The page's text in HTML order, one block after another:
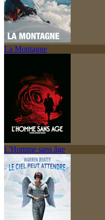
La Montagne
L'Homme sans âge